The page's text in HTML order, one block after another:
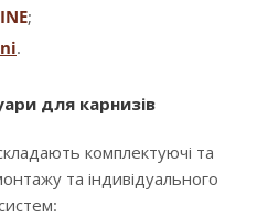
;
.
для карнизів
комплектуючі та
та індивідуального